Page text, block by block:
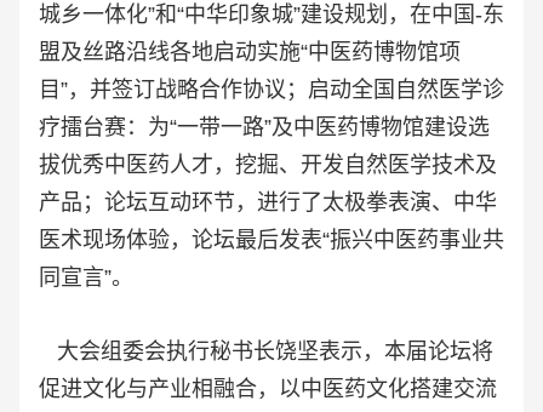
城乡一体化”和“中华印象城”建设规划，在中国-东
盟及丝路沿线各地启动实施“中医药博物馆项
目”，并签订战略合作协议；启动全国自然医学诊
疗擂台赛：为“一带一路”及中医药博物馆建设选
拔优秀中医药人才，挖掘、开发自然医学技术及
产品；论坛互动环节，进行了太极拳表演、中华
医术现场体验，论坛最后发表“振兴中医药事业共
同宣言”。
大会组委会执行秘书长饶坚表示，本届论坛将
促进文化与产业相融合，以中医药文化搭建交流